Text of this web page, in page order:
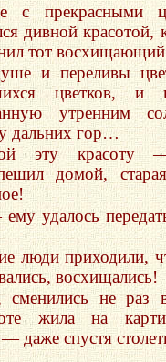
прекрасными
дивной красотой,
тот
и переливы
цветков,
утренним
дальних гор…
эту красоту
домой,
удалось
люди приходили,
восхищались!
не раз
жила на
даже спустя